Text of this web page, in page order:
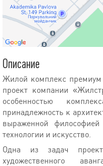
Описание
Жилой комплекс
проект компании
особенностью
принадлежность к
выраженной
технологии и искусство.
Одна из задач
художественного